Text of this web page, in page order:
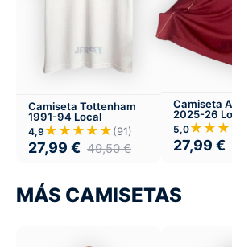
Camiseta Tottenham
1991-94 Local
4,9 ★★★★★(91)
27,99 € 49,50€
Camiseta
2025-26
5,0
27,99 €
MÁS CAMISETAS